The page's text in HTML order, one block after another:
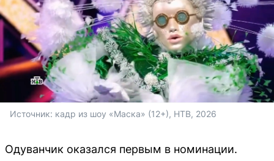
Источник: кадр из шоу «Маска» (12+), НТВ, 2026
Одуванчик оказался первым в номинации.